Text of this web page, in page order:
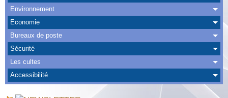
Environnement
Economie
Bureaux de poste
Sécurité
Les cultes
Accessibilité